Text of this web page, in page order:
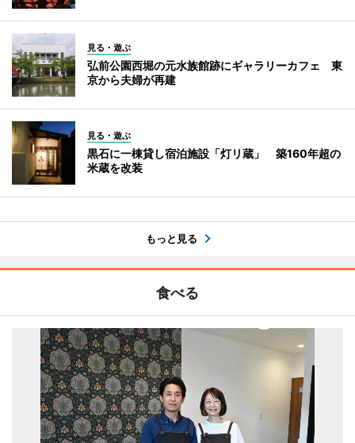
見る・遊ぶ
弘前公園西堀の元水族館跡にギャラリーカフェ 東
京から夫婦が再建
見る・遊ぶ
黒石に一棟貸し宿泊施設「灯リ蔵」 築160年超の
米蔵を改装
もっと見る
食べる